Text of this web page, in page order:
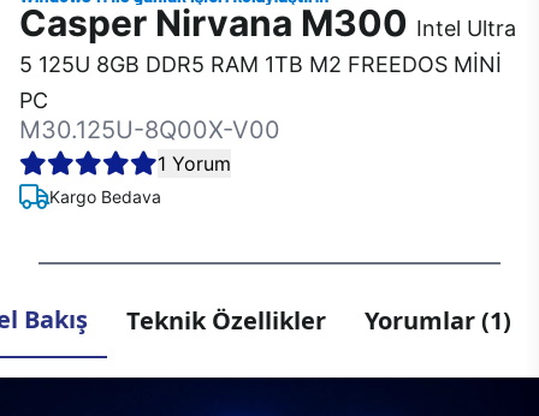
Casper Nirvana M300 Intel Ultra
5 125U 8GB DDR5 RAM 1TB M2 FREEDOS MİNİ
PC
M30.125U-8Q00X-V00
1 Yorum
Kargo Bedava
Bakış Teknik Özellikler Yorumlar (1)